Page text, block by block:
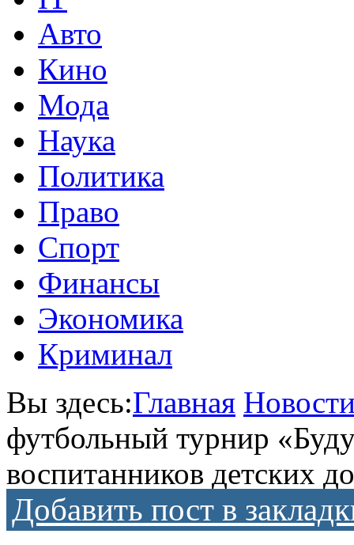
Авто
Кино
Мода
Наука
Политика
Право
Спорт
Финансы
Экономика
Криминал
Вы здесь:Главная
футбольный турнир
воспитанников детских
Добавить пост в